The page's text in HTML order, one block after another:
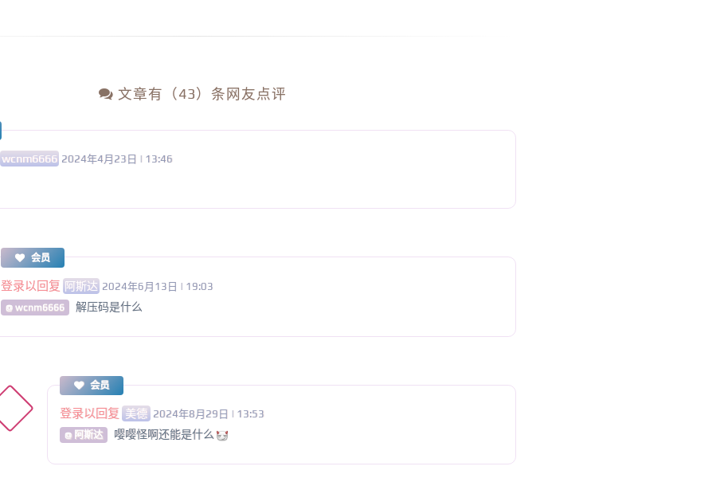
文章有（43）条网友点评
wcnm6666 2024年4月23日 | 13:46
会员
登录以回复 阿斯达 2024年6月13日 | 19:03
@ wcnm6666 解压码是什么
会员
登录以回复 美德 2024年8月29日 | 13:53
@ 阿斯达 嘤嘤怪啊还能是什么